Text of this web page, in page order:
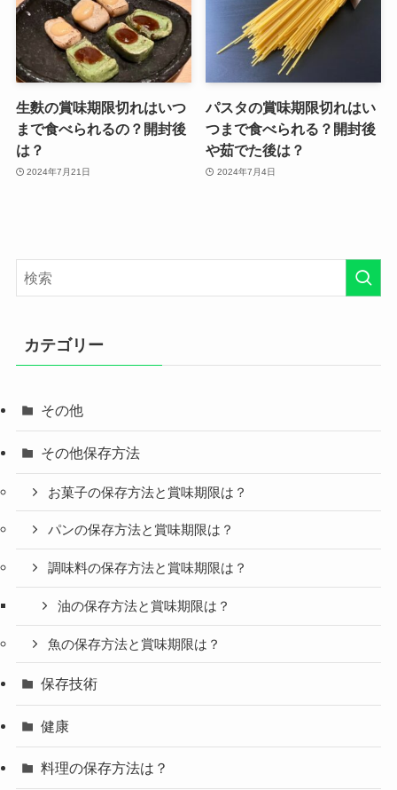
生麩の賞味期限切れはいつ
まで食べられるの？開封後
は？
2024年7月21日
パスタの賞味期限切れはい
つまで食べられる？開封後
や茹でた後は？
2024年7月4日
カテゴリー
その他
その他保存方法
お菓子の保存方法と賞味期限は？
パンの保存方法と賞味期限は？
調味料の保存方法と賞味期限は？
油の保存方法と賞味期限は？
魚の保存方法と賞味期限は？
保存技術
健康
料理の保存方法は？